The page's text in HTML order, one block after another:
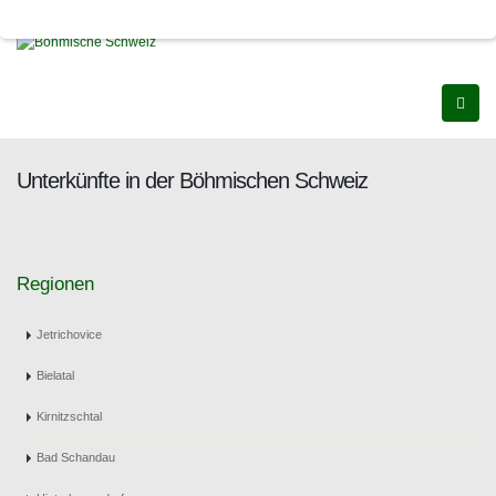
Unterkünfte in der Böhmischen Schweiz
Regionen
Jetrichovice
Bielatal
Kirnitzschtal
Bad Schandau